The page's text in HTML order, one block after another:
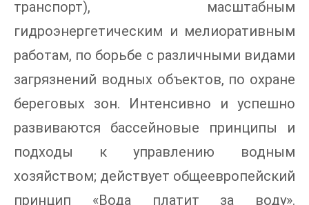
транспорт), масштабным
гидроэнергетическим и мелиоративным
работам, по борьбе с различными видами
загрязнений водных объектов, по охране
береговых зон. Интенсивно и успешно
развиваются бассейновые принципы и
подходы к управлению водным
хозяйством; действует общеевропейский
принцип «Вода платит за воду».